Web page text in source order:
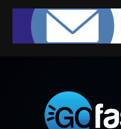
1
La Banda
Savelletri
8 Agosto
Santis
8 Agosto